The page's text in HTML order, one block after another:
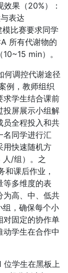
果（20%）：
表达
模比赛要求同学
所有代谢物的
min）。
何调控代谢途径
例，教师组织
求学生结合课前
投屏展示小组解
员全程投入和共
名同学进行汇
用快速随机方
人/组）。之
和课后作业，
等多维度的表
为高、中、低共
组，确保每个小
对固定的协作单
动学生在合作中
位学生在黑板上